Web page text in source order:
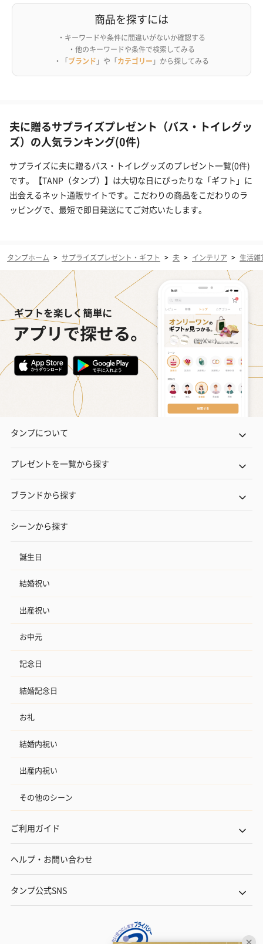
商品を探すには
・キーワードや条件に間違いがないか確認する
・他のキーワードや条件で検索してみる
・「ブランド 」や「カテゴリー 」から探してみる
夫に贈るサプライズプレゼント（バス・トイレグッ
ズ）の人気ランキング(0件)
サプライズに夫に贈るバス・トイレグッズのプレゼント一覧(0件)
です。【TANP（タンプ）】は大切な日にぴったりな「ギフト」に
出会えるネット通販サイトです。こだわりの商品をこだわりのラ
ッピングで、最短で即日発送にてご対応いたします。
タンプホーム > サプライズプレゼント・ギフト > 夫 > インテリア > 生活雑
タンプについて
プレゼントを一覧から探す
ブランドから探す
シーンから探す
誕生日
結婚祝い
出産祝い
お中元
記念日
結婚記念日
お礼
結婚内祝い
出産内祝い
その他のシーン
ご利用ガイド
ヘルプ・お問い合わせ
タンプ公式SNS